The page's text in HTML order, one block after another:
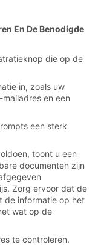
En De Benodigde
die op de
in, zoals uw
en een
een sterk
toont u een
documenten zijn
Zorg ervoor dat de
de informatie op het
wat op de
te controleren.